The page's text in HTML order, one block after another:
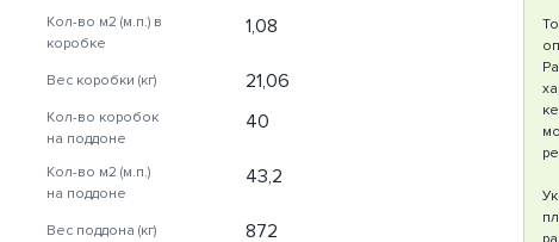
Кол-во м2 (м.п.) в
коробке
1,08
Вес коробки (кг) 21,06
Кол-во коробок
на поддоне
40
Кол-во м2 (м.п.)
на поддоне
43,2
Вес поддона (кг) 872